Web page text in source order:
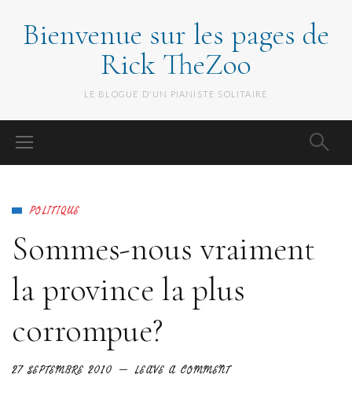
Bienvenue sur les pages de
Rick TheZoo
LE BLOGUE D'UN PIANISTE SOLITAIRE
POLITIQUE
Sommes-nous vraiment
la province la plus
corrompue?
27 SEPTEMBRE 2010 LEAVE A COMMENT